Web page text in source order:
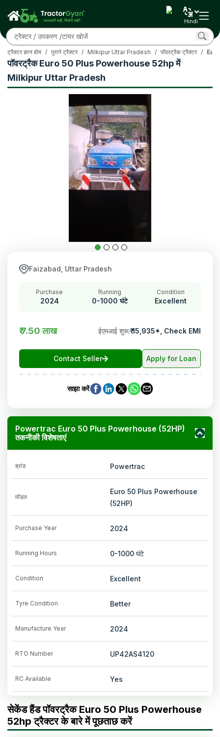
Hindi
पॉवरट्रैक Euro 50 Plus Powerhouse 52hp में
Milkipur Uttar Pradesh
ट्रैक्टर ज्ञान होम / पुराने ट्रैक्टर / Milkipur Uttar Pradesh / पॉवरट्रैक ट्रैक्टर /
Faizabad, Uttar Pradesh
Purchase
2024
Running
0-1000 घंटे
Condition
Excellent
₹ 7.50 लाख ईएमआई शुरू:₹15,935*, Check EMI
Contact Seller Apply for Loan
साझा करें
Powertrac Euro 50 Plus Powerhouse (52HP)
तकनीकी विशेषताएं
ब्रांड Powertrac
मॉडल
Euro 50 Plus Powerhouse
(52HP)
Purchase Year 2024
Running Hours 0-1000 घंटे
Condition Excellent
Tyre Condition Better
Manufacture Year 2024
RTO Number UP42AS4120
RC Available Yes
सेकेंड हैंड पॉवरट्रैक Euro 50 Plus Powerhouse
52hp ट्रैक्टर के बारे में पूछताछ करें